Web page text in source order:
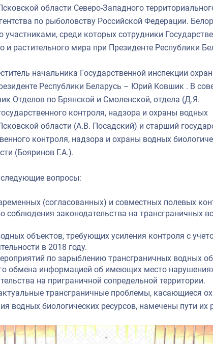
области Северо-Западного
по рыболовству Российской Федерации.
участниками, среди которых сотрудники
и растительного мира при Президенте Республики
начальника Государственной инспекции
Республики Беларусь – Юрий Ковшик . В
Отделов по Брянской и Смоленской, отдела (Д.Я.
контроля, надзора и охраны водных
области (А.В. Посадский) и старший
контроля, надзора и охраны водных
(Бояринов Г.А.).
вопросы:
(согласованных) и совместных полевых
соблюдения законодательства на трансграничных
объектов, требующих усиления контроля с
в 2018 году.
по зарыблению трансграничных водных
обмена информацией об имеющих место
на приграничной сопредельной территории.
трансграничные проблемы, касающиеся
водных биологических ресурсов, намечены пути их